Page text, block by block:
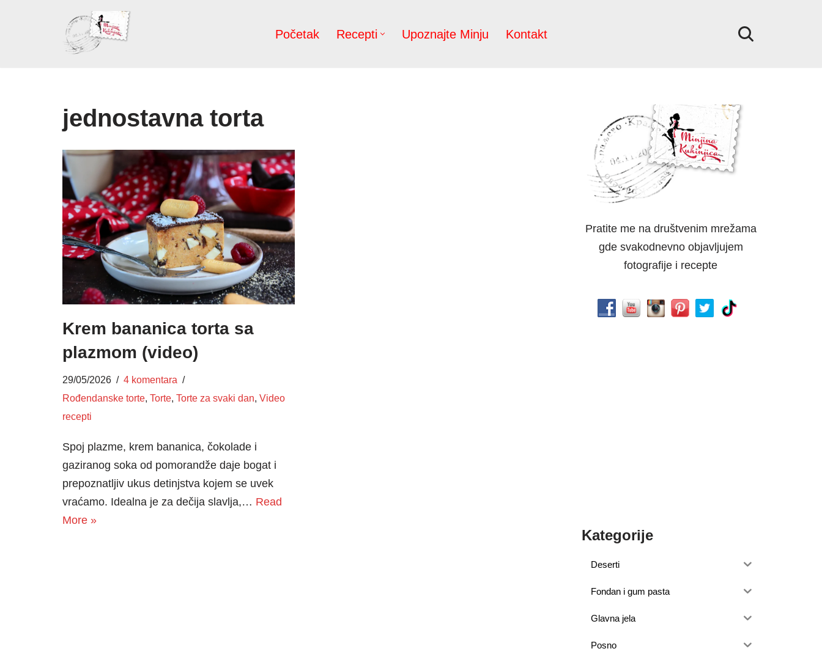
Početak Recepti Upoznajte Minju Kontakt
jednostavna torta
Krem bananica torta sa
plazmom (video)
29/05/2026
4 komentara
Rođendanske torte, Torte, Torte za svaki dan, Video
recepti
Spoj plazme, krem bananica, čokolade i
gaziranog soka od pomorandže daje bogat i
prepoznatljiv ukus detinjstva kojem se uvek
vraćamo. Idealna je za dečija slavlja,… Read
More »
Pratite me na društvenim mrežama
gde svakodnevno objavljujem
fotografije i recepte
Kategorije
Deserti
Fondan i gum pasta
Glavna jela
Posno